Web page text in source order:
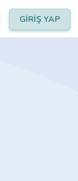
GİRİŞ YAP